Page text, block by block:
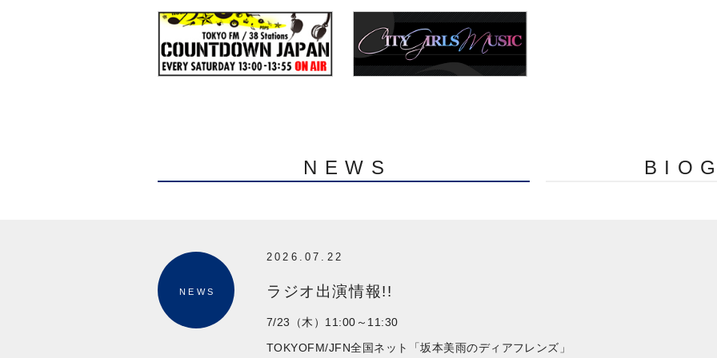
NEWS
NEWS
2026.07.22
ラジオ出演情報!!
7/23（木）11:00～11:30
TOKYOFM/JFN全国ネット「坂本美雨のディアフレンズ」